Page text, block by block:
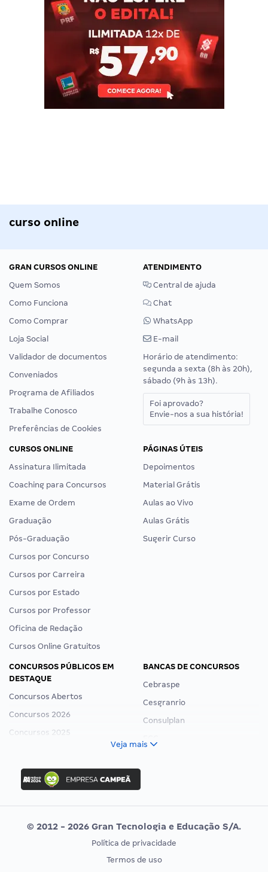
curso online
GRAN CURSOS ONLINE
Quem Somos
Como Funciona
Como Comprar
Loja Social
Validador de documentos
Conveniados
Programa de Afiliados
Trabalhe Conosco
Preferências de Cookies
ATENDIMENTO
Central de ajuda
Chat
WhatsApp
E-mail
Horário de atendimento:
segunda a sexta (8h às 20h),
sábado (9h às 13h).
Foi aprovado?
Envie-nos a sua história!
CURSOS ONLINE
Assinatura Ilimitada
Coaching para Concursos
Exame de Ordem
Graduação
Pós-Graduação
Cursos por Concurso
Cursos por Carreira
Cursos por Estado
Cursos por Professor
Oficina de Redação
Cursos Online Gratuitos
PÁGINAS ÚTEIS
Depoimentos
Material Grátis
Aulas ao Vivo
Aulas Grátis
Sugerir Curso
CONCURSOS PÚBLICOS EM
DESTAQUE
Concursos Abertos
Concursos 2026
Concursos 2025
Concurso Ibama
Concurso MPU
Editais publicados
BANCAS DE CONCURSOS
Cebraspe
Cesgranrio
Consulplan
Vunesp
CONCURSOS POR PROFISSÃO
EXAME DE ORDEM
Veja mais
© 2012 - 2026 Gran Tecnologia e Educação S/A.
Política de privacidade
Termos de uso